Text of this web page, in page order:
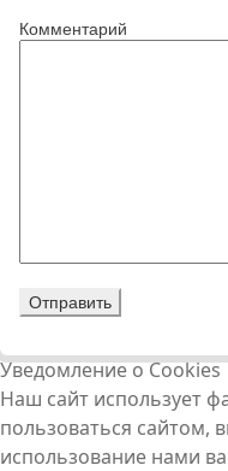
Комментарий
Уведомление о Cookies
Наш сайт использует
пользоваться сайтом,
использование нами